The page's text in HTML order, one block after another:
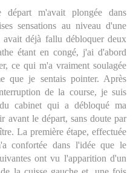
m'avait plongée dans
sensations au niveau d'une
déjà fallu débloquer deux
étant en congé, j'ai d'abord
ce qui m'a vraiment soulagée
que je sentais pointer. Après
de la course, je suis
cabinet qui a débloqué ma
avant le départ, sans doute par
La première étape, effectuée
confortée dans l'idée que le
ont vu l'apparition d'un